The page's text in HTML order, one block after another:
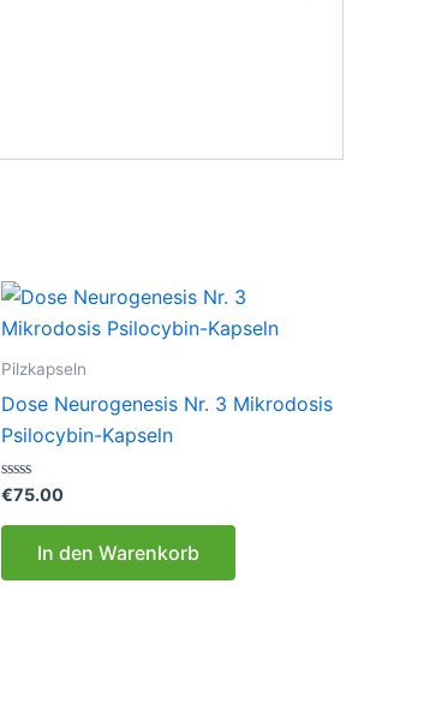
Pilzkapseln
Dose Neurogenesis Nr. 3 Mikrodosis
Psilocybin-Kapseln
Bewertet
0
€75.00
In den Warenkorb